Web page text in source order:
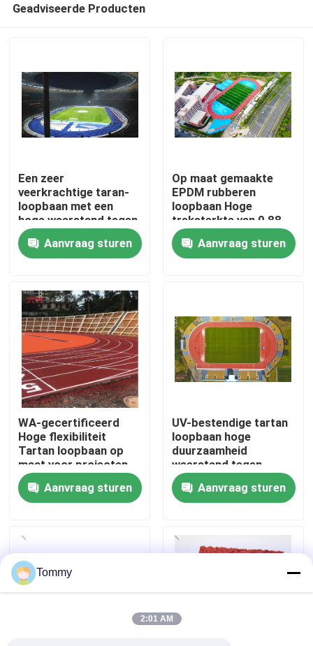
Huis
Video's
Over Ons
Fabriekstour
Kwaliteitscontrole
Neem contact met ons op
Nieuws
Gevallen
Geadviseerde Producten
Een zeer
veerkrachtige taran-
loopbaan met een
hoge weerstand tegen
beschadiging
Aanvraag sturen
Op maat gemaakte
EPDM rubberen
loopbaan Hoge
treksterkte van 0,88
N/m2
Aanvraag sturen
WA-gecertificeerd
Hoge flexibiliteit
Tartan loopbaan op
maat voor projecten
Aanvraag sturen
UV-bestendige tartan
loopbaan hoge
duurzaamheid
weerstand tegen
schade
Aanvraag sturen
Tommy
2:01 AM